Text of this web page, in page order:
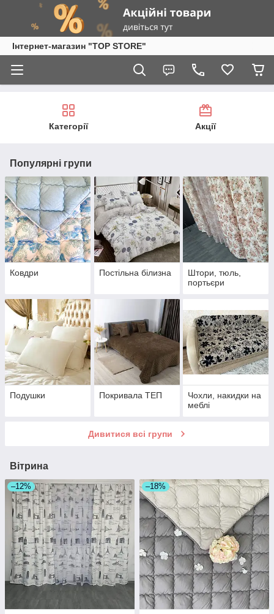
Інтернет-магазин "TOP STORE"
Категорії Акції
Популярні групи
Ковдри Постільна білизна
Штори, тюль,
портьєри
Подушки Покривала ТЕП
Чохли, накидки на
меблі
Дивитися всі групи
Вітрина
–12% –18%